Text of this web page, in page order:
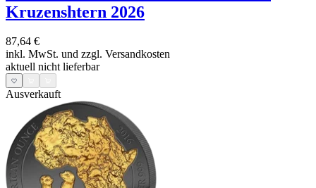
Kruzenshtern 2026
87,64 €
inkl. MwSt. und zzgl. Versandkosten
aktuell nicht lieferbar
Ausverkauft